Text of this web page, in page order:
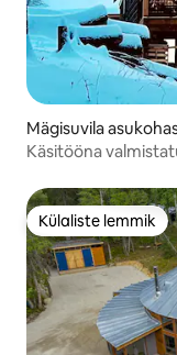
Mägisuvila
Käsitööna
Külaliste lemmik
Külaliste lemmik